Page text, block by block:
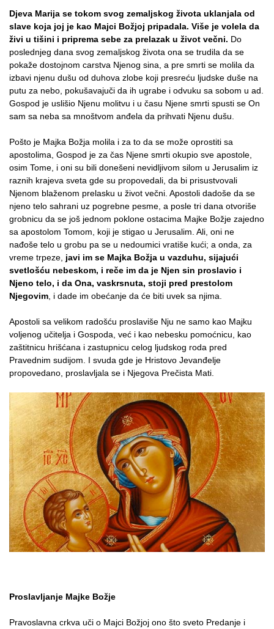
Djeva Marija se tokom svog zemaljskog života uklanjala od
slave koja joj je kao Majci Božjoj pripadala. Više je volela da
živi u tišini i priprema sebe za prelazak u život večni. Do
poslednjeg dana svog zemaljskog života ona se trudila da se
pokaže dostojnom carstva Njenog sina, a pre smrti se molila da
izbavi njenu dušu od duhova zlobe koji presreću ljudske duše na
putu za nebo, pokušavajuči da ih ugrabe i odvuku sa sobom u ad.
Gospod je uslišio Njenu molitvu i u času Njene smrti spusti se On
sam sa neba sa mnoštvom anđela da prihvati Njenu dušu.
Pošto je Majka Božja molila i za to da se može oprostiti sa
apostolima, Gospod je za čas Njene smrti okupio sve apostole,
osim Tome, i oni su bili donešeni nevidljivom silom u Jerusalim iz
raznih krajeva sveta gde su propovedali, da bi prisustvovali
Njenom blaženom prelasku u život večni. Apostoli dadoše da se
njeno telo sahrani uz pogrebne pesme, a posle tri dana otvoriše
grobnicu da se još jednom poklone ostacima Majke Božje zajedno
sa apostolom Tomom, koji je stigao u Jerusalim. Ali, oni ne
nađoše telo u grobu pa se u nedoumici vratiše kući; a onda, za
vreme trpeze, javi im se Majka Božja u vazduhu, sijajući
svetlošću nebeskom, i reče im da je Njen sin proslavio i
Njeno telo, i da Ona, vaskrsnuta, stoji pred prestolom
Njegovim , i dade im obećanje da će biti uvek sa njima.
Apostoli sa velikom radošću proslaviše Nju ne samo kao Majku
voljenog učitelja i Gospoda, već i kao nebesku pomoćnicu, kao
zaštitnicu hrišćana i zastupnicu celog ljudskog roda pred
Pravednim sudijom. I svuda gde je Hristovo Jevanđelje
propovedano, proslavljala se i Njegova Prečista Mati.
Proslavljanje Majke Božje
Pravoslavna crkva uči o Majci Božjoj ono što sveto Predanje i